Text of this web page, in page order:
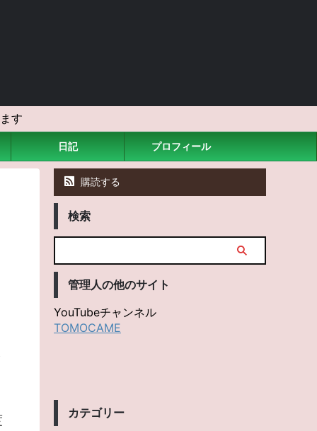
す
日記 プロフィール
購読する
検索
管理人の他のサイト
YouTubeチャンネル
TOMOCAME
カテゴリー